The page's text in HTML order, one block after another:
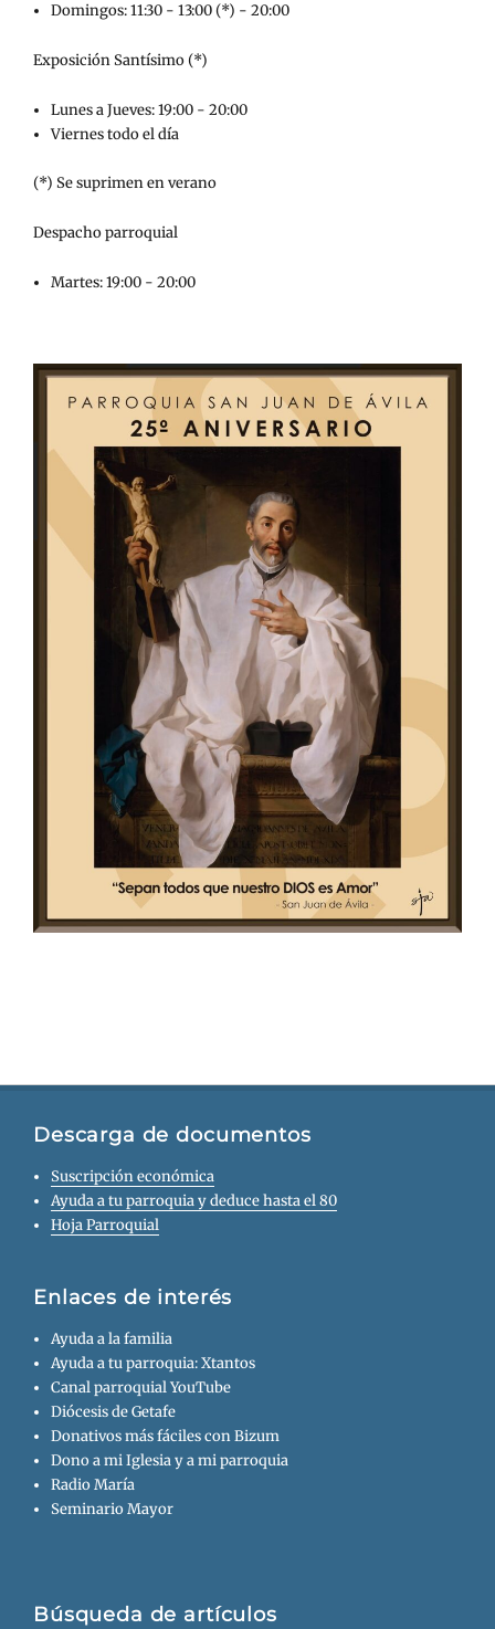
Domingos: 11:30 - 13:00 (*) - 20:00
Exposición Santísimo (*)
Lunes a Jueves: 19:00 - 20:00
Viernes todo el día
(*) Se suprimen en verano
Despacho parroquial
Martes: 19:00 - 20:00
Descarga de documentos
Suscripción económica
Ayuda a tu parroquia y deduce hasta el 80
Hoja Parroquial
Enlaces de interés
Ayuda a la familia
Ayuda a tu parroquia: Xtantos
Canal parroquial YouTube
Diócesis de Getafe
Donativos más fáciles con Bizum
Dono a mi Iglesia y a mi parroquia
Radio María
Seminario Mayor
Búsqueda de artículos